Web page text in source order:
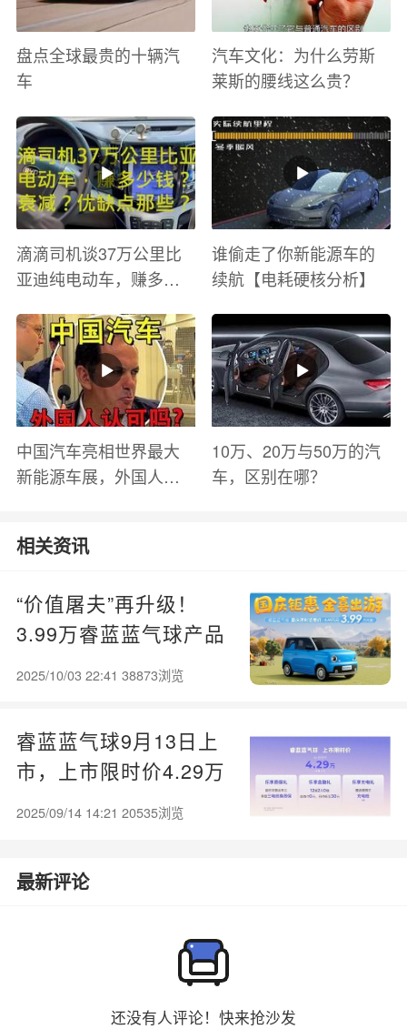
盘点全球最贵的十辆汽
车
汽车文化：为什么劳斯
莱斯的腰线这么贵？
滴滴司机谈37万公里比
亚迪纯电动车，赚多少
有哪些？
谁偷走了你新能源车的
续航【电耗硬核分析】
中国汽车亮相世界最大
新能源车展，外国人怎
10万、20万与50万的汽
车，区别在哪？
相关资讯
“价值屠夫”再升级！
3.99万睿蓝蓝气球产品
2025/10/03 22:41 38873浏览
睿蓝蓝气球9月13日上
市，上市限时价4.29万
2025/09/14 14:21 20535浏览
最新评论
还没有人评论！快来抢沙发